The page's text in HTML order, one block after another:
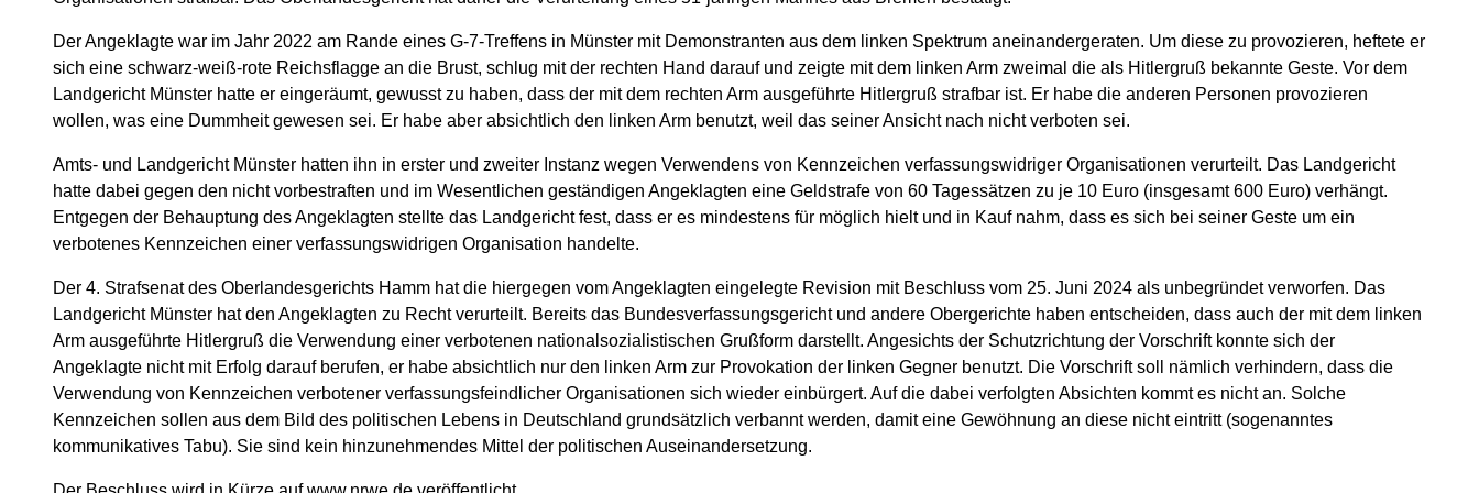
Der Angeklagte war im Jahr 2022 am Rande eines G-7-Treffens in Münster mit Demonstranten aus dem linken Spektrum aneinandergeraten. Um diese zu provozieren, heftete er
sich eine schwarz-weiß-rote Reichsflagge an die Brust, schlug mit der rechten Hand darauf und zeigte mit dem linken Arm zweimal die als Hitlergruß bekannte Geste. Vor dem
Landgericht Münster hatte er eingeräumt, gewusst zu haben, dass der mit dem rechten Arm ausgeführte Hitlergruß strafbar ist. Er habe die anderen Personen provozieren
wollen, was eine Dummheit gewesen sei. Er habe aber absichtlich den linken Arm benutzt, weil das seiner Ansicht nach nicht verboten sei.
Amts- und Landgericht Münster hatten ihn in erster und zweiter Instanz wegen Verwendens von Kennzeichen verfassungswidriger Organisationen verurteilt. Das Landgericht
hatte dabei gegen den nicht vorbestraften und im Wesentlichen geständigen Angeklagten eine Geldstrafe von 60 Tagessätzen zu je 10 Euro (insgesamt 600 Euro) verhängt.
Entgegen der Behauptung des Angeklagten stellte das Landgericht fest, dass er es mindestens für möglich hielt und in Kauf nahm, dass es sich bei seiner Geste um ein
verbotenes Kennzeichen einer verfassungswidrigen Organisation handelte.
Der 4. Strafsenat des Oberlandesgerichts Hamm hat die hiergegen vom Angeklagten eingelegte Revision mit Beschluss vom 25. Juni 2024 als unbegründet verworfen. Das
Landgericht Münster hat den Angeklagten zu Recht verurteilt. Bereits das Bundesverfassungsgericht und andere Obergerichte haben entscheiden, dass auch der mit dem linken
Arm ausgeführte Hitlergruß die Verwendung einer verbotenen nationalsozialistischen Grußform darstellt. Angesichts der Schutzrichtung der Vorschrift konnte sich der
Angeklagte nicht mit Erfolg darauf berufen, er habe absichtlich nur den linken Arm zur Provokation der linken Gegner benutzt. Die Vorschrift soll nämlich verhindern, dass die
Verwendung von Kennzeichen verbotener verfassungsfeindlicher Organisationen sich wieder einbürgert. Auf die dabei verfolgten Absichten kommt es nicht an. Solche
Kennzeichen sollen aus dem Bild des politischen Lebens in Deutschland grundsätzlich verbannt werden, damit eine Gewöhnung an diese nicht eintritt (sogenanntes
kommunikatives Tabu). Sie sind kein hinzunehmendes Mittel der politischen Auseinandersetzung.